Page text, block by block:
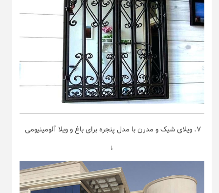
۷. ویلای شیک و مدرن با مدل پنجره برای باغ و ویلا آلومینیومی
↓